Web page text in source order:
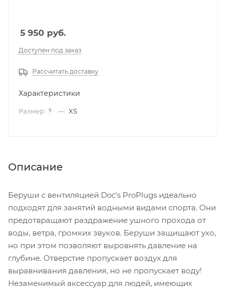
5 950 руб.
Доступен под заказ
Рассчитать доставку
Характеристики
Размер ? — XS
Описание
Беруши с вентиляцией Doc's ProPlugs идеально
подходят для занятий водными видами спорта. Они
предотвращают раздражение ушного прохода от
воды, ветра, громких звуков. Беруши защищают ухо,
но при этом позволяют выровнять давление на
глубине. Отверстие пропускает воздух для
выравнивания давления, но не пропускает воду!
Незаменимый аксессуар для людей, имеющих